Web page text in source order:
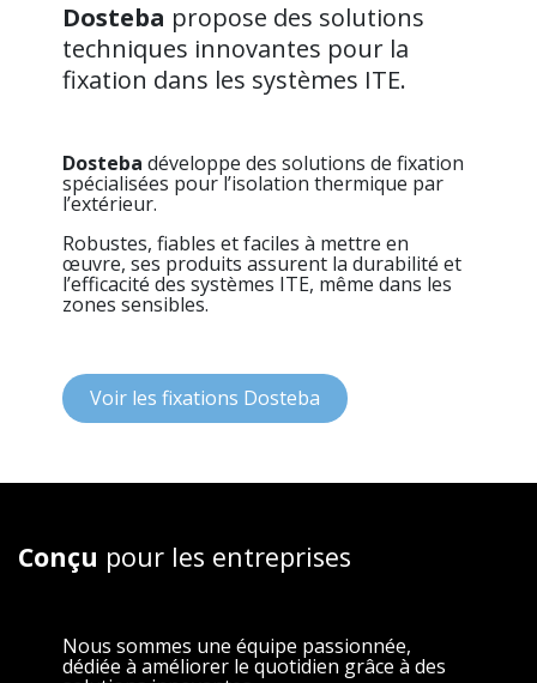
Dosteba propose des solutions
techniques innovantes pour la
fixation dans les systèmes ITE.
Dosteba développe des solutions de fixation
spécialisées pour l’isolation thermique par
l’extérieur.
Robustes, fiables et faciles à mettre en
œuvre, ses produits assurent la durabilité et
l’efficacité des systèmes ITE, même dans les
zones sensibles.
Voir les fixations Dosteba
Conçu pour les entreprises
Nous sommes une équipe passionnée,
dédiée à améliorer le quotidien grâce à des